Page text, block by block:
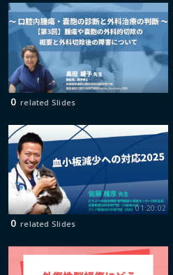
0 related Slides
01:20:02
0 related Slides